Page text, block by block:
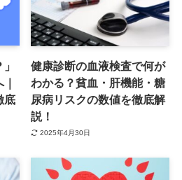
底
健康診断の血液検査で何が
わかる？貧血・肝機能・糖
尿病リスクの数値を徹底解
説！
2025年4月30日